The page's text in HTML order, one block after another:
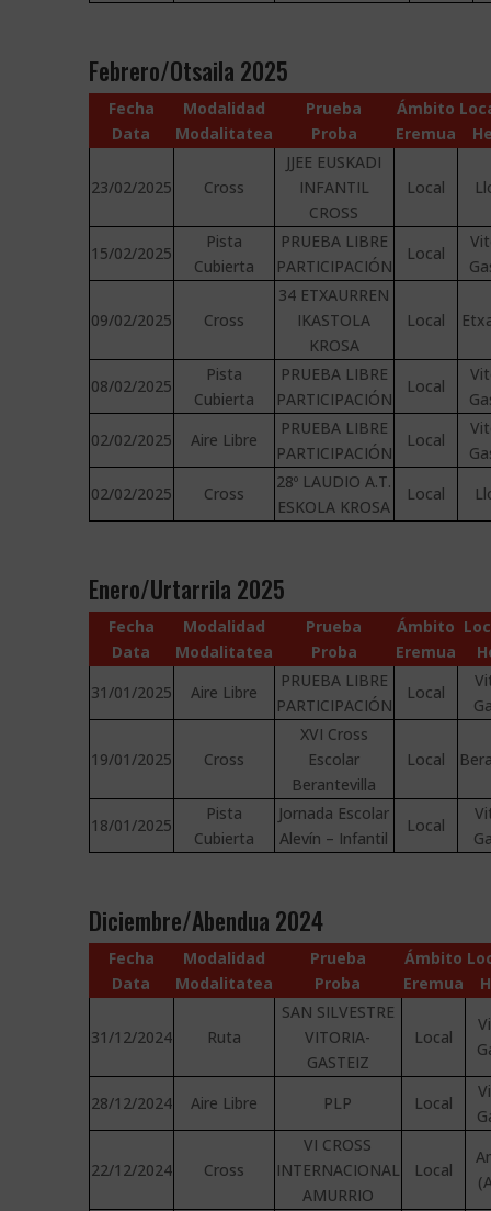
Febrero/Otsaila 2025
Fecha
Data
Modalidad
Modalitatea
Prueba
Proba
Ámbito
Eremua
23/02/2025 Cross
JJEE EUSKADI
INFANTIL
CROSS
Local
15/02/2025
Pista
Cubierta
PRUEBA LIBRE
PARTICIPACIÓN
Local
09/02/2025 Cross
34 ETXAURREN
IKASTOLA
KROSA
Local
08/02/2025
Pista
Cubierta
PRUEBA LIBRE
PARTICIPACIÓN
Local
02/02/2025
Aire Libre
PRUEBA LIBRE
PARTICIPACIÓN
Local
02/02/2025
Cross
28º LAUDIO A.T.
ESKOLA KROSA
Local
Enero/Urtarrila 2025
Fecha
Data
Modalidad
Modalitatea
Prueba
Proba
Ámbito
Eremua
31/01/2025
Aire Libre
PRUEBA LIBRE
PARTICIPACIÓN
Local
19/01/2025 Cross
XVI Cross
Escolar
Berantevilla
Local
18/01/2025
Pista
Cubierta
Jornada Escolar
Alevín – Infantil
Local
Diciembre/Abendua 2024
Fecha
Data
Modalidad
Modalitatea
Prueba
Proba
Ámbito
Eremua
31/12/2024 Ruta
SAN SILVESTRE
VITORIA-
GASTEIZ
Local
28/12/2024 Aire Libre PLP Local
22/12/2024 Cross
VI CROSS
INTERNACIONAL
AMURRIO
Local